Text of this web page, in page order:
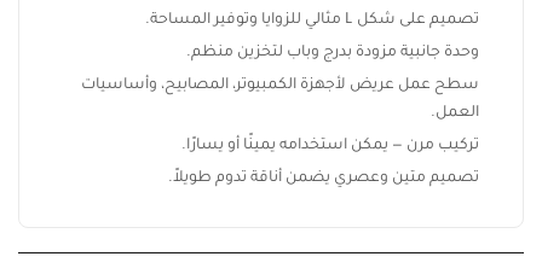
تصميم على شكل L مثالي للزوايا وتوفير المساحة.
وحدة جانبية مزودة بدرج وباب لتخزين منظم.
سطح عمل عريض لأجهزة الكمبيوتر، المصابيح، وأساسيات
العمل.
تركيب مرن — يمكن استخدامه يمينًا أو يسارًا.
تصميم متين وعصري يضمن أناقة تدوم طويلاً.